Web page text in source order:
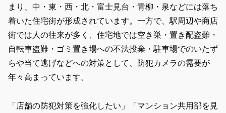
まり、中・東・西・北・富士見台・青柳・泉などには落ち
着いた住宅街が形成されています。一方で、駅周辺や商店
街では人の往来が多く、住宅地では空き巣・置き配盗難・
自転車盗難・ゴミ置き場への不法投棄・駐車場でのいたず
らや当て逃げなどへの対策として、防犯カメラの需要が
年々高まっています。
「店舗の防犯対策を強化したい」「マンション共用部を見